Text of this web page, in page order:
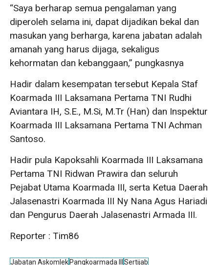
“Saya berharap semua pengalaman yang
diperoleh selama ini, dapat dijadikan bekal dan
masukan yang berharga, karena jabatan adalah
amanah yang harus dijaga, sekaligus
kehormatan dan kebanggaan,” pungkasnya
Hadir dalam kesempatan tersebut Kepala Staf
Koarmada III Laksamana Pertama TNI Rudhi
Aviantara IH, S.E., M.Si, M.Tr (Han) dan Inspektur
Koarmada III Laksamana Pertama TNI Achman
Santoso.
Hadir pula Kapoksahli Koarmada III Laksamana
Pertama TNI Ridwan Prawira dan seluruh
Pejabat Utama Koarmada III, serta Ketua Daerah
Jalasenastri Koarmada III Ny Nana Agus Hariadi
dan Pengurus Daerah Jalasenastri Armada III.
Reporter : Tim86
Jabatan Askomlek Pangkoarmada III Sertijab